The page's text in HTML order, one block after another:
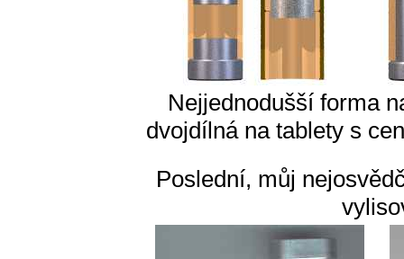
Nejjednodušší forma
dvojdílná na tablety s
Poslední, můj